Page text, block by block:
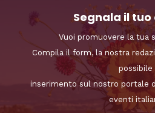
Segnala il
Vuoi promuovere la tua
Compila il form, la nostra
possibile
inserimento sul nostro portale
eventi